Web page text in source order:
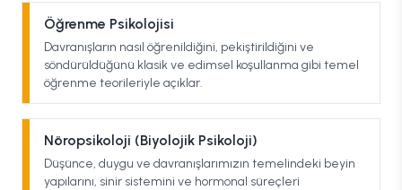
Öğrenme Psikolojisi
Davranışların nasıl öğrenildiğini, pekiştirildiğini ve
söndürüldüğünü klasik ve edimsel koşullanma gibi temel
öğrenme teorileriyle açıklar.
Nöropsikoloji (Biyolojik Psikoloji)
Düşünce, duygu ve davranışlarımızın temelindeki beyin
yapılarını, sinir sistemini ve hormonal süreçleri